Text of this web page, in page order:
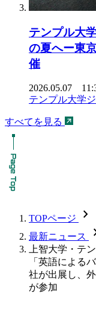
テンプル大
の夏へー東
催
2026.05.07
テンプル大学
すべてを見る
TOPページ chevron_forward
最新ニュース
上智大学・テ
「英語による
社が出展し、
が参加